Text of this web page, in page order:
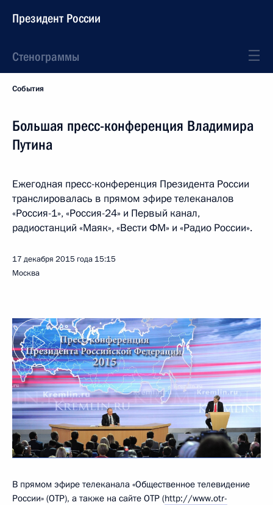
Президент России
Стенограммы
События
Большая пресс-конференция Владимира
Путина
Ежегодная пресс-конференция Президента России
транслировалась в прямом эфире телеканалов
«Россия-1», «Россия-24» и Первый канал,
радиостанций «Маяк», «Вести ФМ» и «Радио России».
17 декабря 2015 года 15:15
Москва
В прямом эфире телеканала «Общественное телевидение
России» (ОТР), а также на сайте ОТР (http://www.otr-